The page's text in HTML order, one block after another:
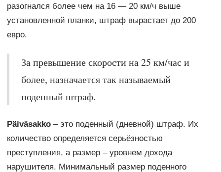
разогнался более чем на 16 — 20 км/ч выше
установленной планки, штраф вырастает до 200
евро.
За превышение скорости на 25 км/час и
более, назначается так называемый
поденный штраф.
Päiväsakko– это поденный (дневной) штраф. Их
количество определяется серьёзностью
преступления, а размер – уровнем дохода
нарушителя. Минимальный размер поденного